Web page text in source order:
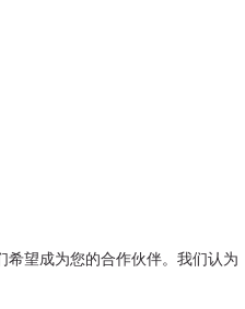
希望成为您的合作伙伴。我们认为